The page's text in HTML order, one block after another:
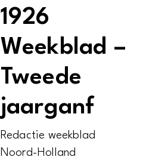
1926
Weekblad –
Tweede
jaarganf
Redactie weekblad
Noord-Holland